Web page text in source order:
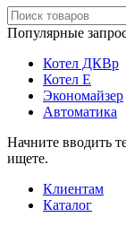
Популярные
Котел ДКВр
Котел Е
Экономайзер
Автоматика
Начните вводить
ищете.
Клиентам
Каталог